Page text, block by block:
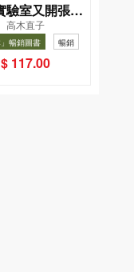
驗室又開張了
和特別日的
單挑戰記
高木直子
」暢銷圖書 暢銷
$ 117.00